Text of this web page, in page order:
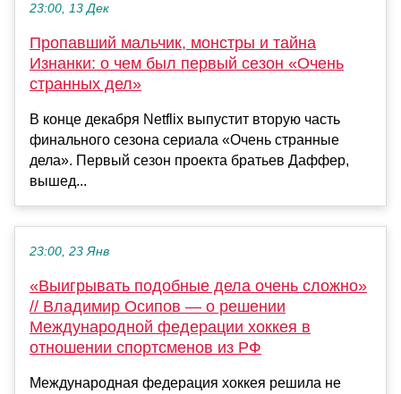
23:00, 13 Дек
Пропавший мальчик, монстры и тайна
Изнанки: о чем был первый сезон «Очень
странных дел»
В конце декабря Netflix выпустит вторую часть
финального сезона сериала «Очень странные
дела». Первый сезон проекта братьев Даффер,
вышед...
23:00, 23 Янв
«Выигрывать подобные дела очень сложно»
// Владимир Осипов — о решении
Международной федерации хоккея в
отношении спортсменов из РФ
Международная федерация хоккея решила не